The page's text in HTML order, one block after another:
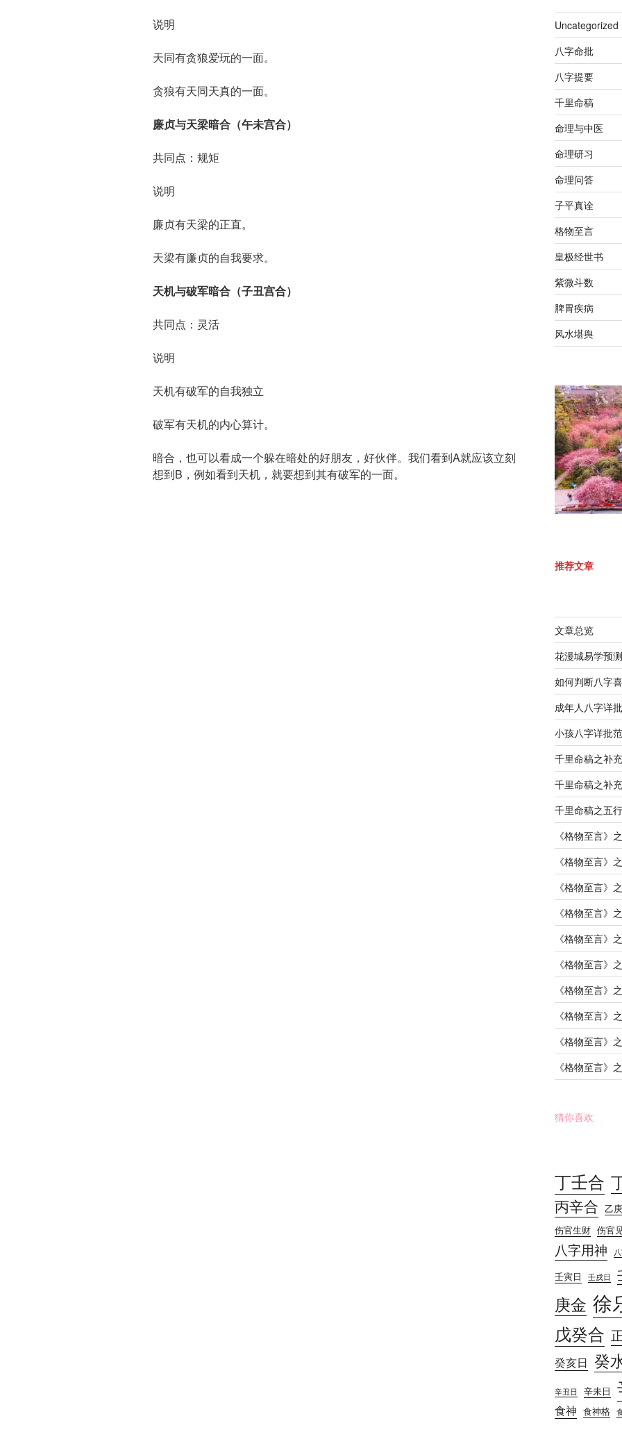
说明
天同有贪狼爱玩的一面。
贪狼有天同天真的一面。
廉贞与天梁暗合（午未宫合）
共同点：规矩
说明
廉贞有天梁的正直。
天梁有廉贞的自我要求。
天机与破军暗合（子丑宫合）
共同点：灵活
说明
天机有破军的自我独立
破军有天机的内心算计。
暗合，也可以看成一个躲在暗处的好朋友，好伙伴。我们看到A就应该立刻
想到B，例如看到天机，就要想到其有破军的一面。
Uncategorized
八字命批
八字提要
千里命稿
命理与中医
命理研习
命理问答
子平真诠
格物至言
皇极经世书
紫微斗数
脾胃疾病
风水堪舆
推荐文章
文章总览
花漫城易学预
如何判断八字
成年人八字详
小孩八字详批
千里命稿之补
千里命稿之补
千里命稿之五
《格物至言》
《格物至言》
《格物至言》
《格物至言》
《格物至言》
《格物至言》
《格物至言》
《格物至言》
《格物至言》
《格物至言》
猜你喜欢
丁壬合
丙辛合 乙
伤官生财 伤官
八字用神
壬寅日 壬戌日
庚金 徐
戊癸合
癸亥日 癸
辛丑日 辛未日
食神 食神格